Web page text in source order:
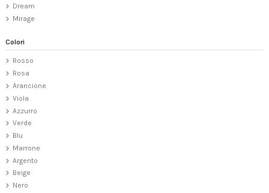
Dream
Mirage
Colori
Rosso
Rosa
Arancione
Viola
Azzurro
Verde
Blu
Marrone
Argento
Beige
Nero